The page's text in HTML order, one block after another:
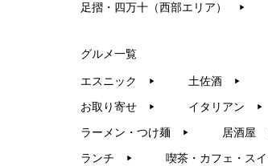
足摺・四万十（西部エリア） ▶︎
グルメ一覧
エスニック ▶︎ 土佐酒 ▶︎
お取り寄せ ▶︎ イタリアン ▶︎
ラーメン・つけ麺 ▶︎ 居酒屋
ランチ ▶︎ 喫茶・カフェ・ス